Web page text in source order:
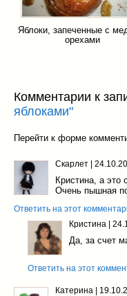
Яблоки, запеченные с
орехами
Комментарии к
яблоками"
Перейти к форме
Скарлет
Кристина, а это
Очень пышная
Ответить на этот
Кристина
Да, за счет
Ответить на этот
Катерина